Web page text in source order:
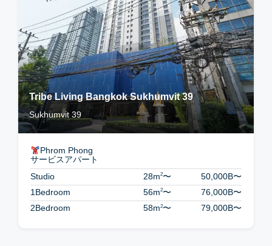
Tribe Living Bangkok Sukhumvit 39
Sukhumvit 39
Phrom Phong
サービスアパート
Studio
28m2〜 50,000B〜
1Bedroom
56m2〜 76,000B〜
2Bedroom
58m2〜 79,000B〜